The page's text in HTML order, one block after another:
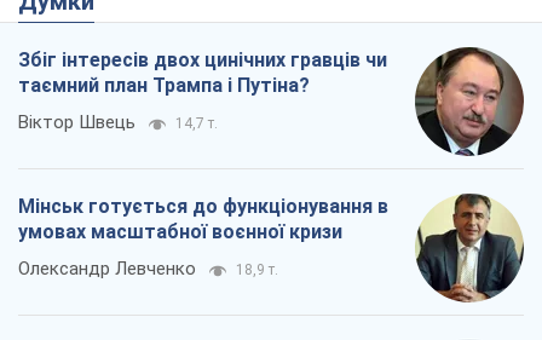
Збіг інтересів двох цинічних гравців чи
таємний план Трампа і Путіна?
Віктор Швець 14,7 т.
Мінськ готується до функціонування в
умовах масштабної воєнної кризи
Олександр Левченко 18,9 т.